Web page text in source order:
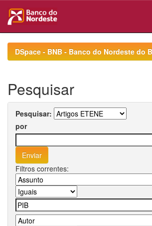
navigationDSpace - BNB - Banco do Nordeste do
Pesquisar
Pesquisar:
por
Filtros correntes: